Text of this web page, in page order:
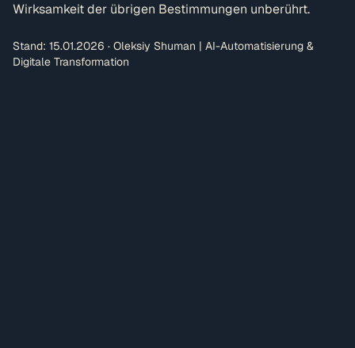
Wirksamkeit der übrigen Bestimmungen unberührt.
Stand: 15.01.2026 · Oleksiy Shuman | AI-Automatisierung &
Digitale Transformation